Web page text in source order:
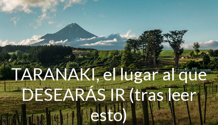
TARANAKI, el lugar al que
DESEARÁS IR (tras leer
esto)